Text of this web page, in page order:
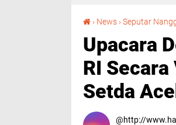
› News ›Seputar
Upacara
RI
Setda
http://